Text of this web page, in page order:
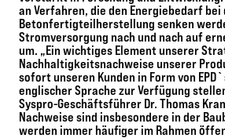
an Verfahren, die den Energiebedarf bei
Betonfertigteilherstellung senken
Stromversorgung nach und nach auf
um. „Ein wichtiges Element unserer
Nachhaltigkeitsnachweise unserer
sofort unseren Kunden in Form von
englischer Sprache zur Verfügung
Syspro-Geschäftsführer Dr. Thomas
Nachweise sind insbesondere in der
werden immer häufiger im Rahmen